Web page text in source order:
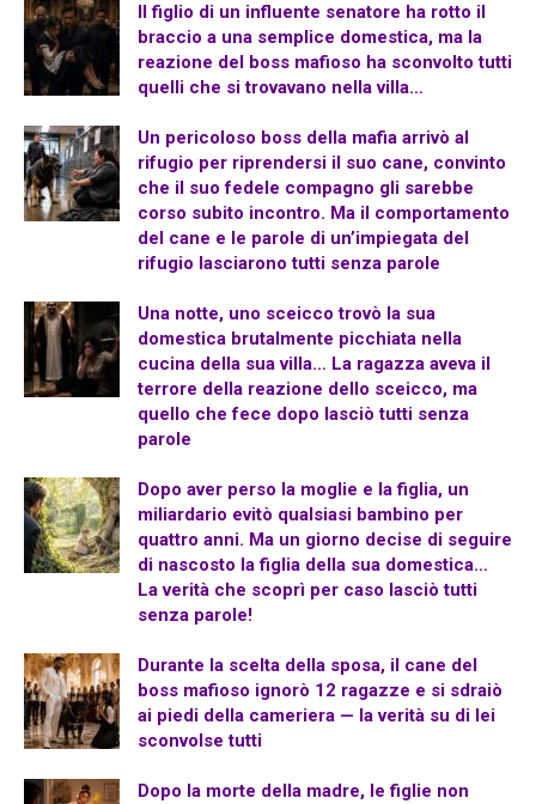
Il figlio di un influente senatore ha rotto il
braccio a una semplice domestica, ma la
reazione del boss mafioso ha sconvolto tutti
quelli che si trovavano nella villa…
Un pericoloso boss della mafia arrivò al
rifugio per riprendersi il suo cane, convinto
che il suo fedele compagno gli sarebbe
corso subito incontro. Ma il comportamento
del cane e le parole di un’impiegata del
rifugio lasciarono tutti senza parole
Una notte, uno sceicco trovò la sua
domestica brutalmente picchiata nella
cucina della sua villa… La ragazza aveva il
terrore della reazione dello sceicco, ma
quello che fece dopo lasciò tutti senza
parole
Dopo aver perso la moglie e la figlia, un
miliardario evitò qualsiasi bambino per
quattro anni. Ma un giorno decise di seguire
di nascosto la figlia della sua domestica…
La verità che scoprì per caso lasciò tutti
senza parole!
Durante la scelta della sposa, il cane del
boss mafioso ignorò 12 ragazze e si sdraiò
ai piedi della cameriera — la verità su di lei
sconvolse tutti
Dopo la morte della madre, le figlie non